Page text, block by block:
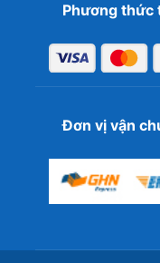
Phương thức
Đơn vị vận